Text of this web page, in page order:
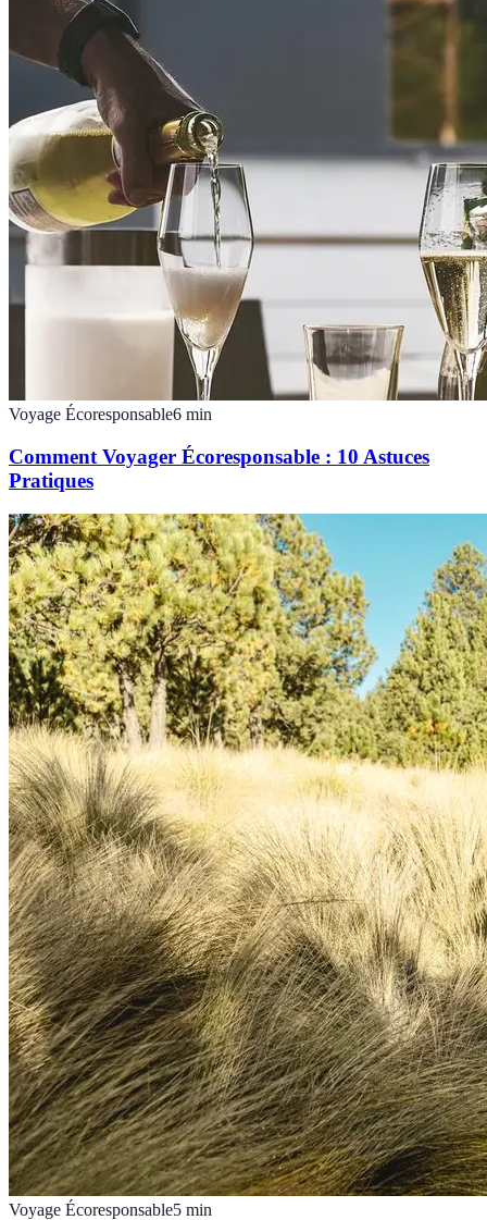
Voyage Écoresponsable6 min
Comment Voyager Écoresponsable : 10 Astuces
Pratiques
Voyage Écoresponsable5 min